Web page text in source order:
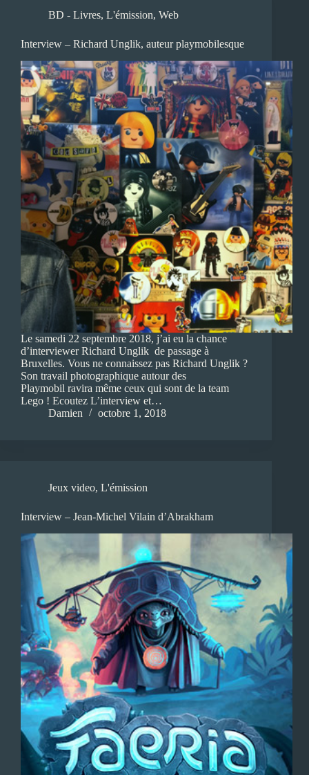
BD - Livres, L'émission, Web
Interview – Richard Unglik, auteur playmobilesque
Le samedi 22 septembre 2018, j’ai eu la chance
d’interviewer Richard Unglik de passage à
Bruxelles. Vous ne connaissez pas Richard Unglik ?
Son travail photographique autour des
Playmobil ravira même ceux qui sont de la team
Lego ! Ecoutez L’interview et…
Damien
octobre 1, 2018
Jeux video, L'émission
Interview – Jean-Michel Vilain d’Abrakham